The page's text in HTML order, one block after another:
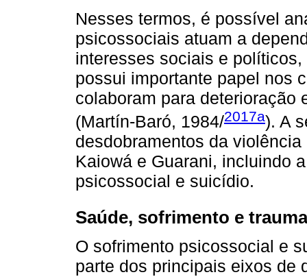
Nesses termos, é possível
psicossociais atuam a
interesses sociais e
possui importante papel nos
colaboram para deterioração
(Martín-Baró, 1984/2017a). A
desdobramentos da
Kaiowá e Guarani, incluindo
psicossocial e suicídio.
Saúde, sofrimento e
O sofrimento psicossocial e
parte dos principais eixos de